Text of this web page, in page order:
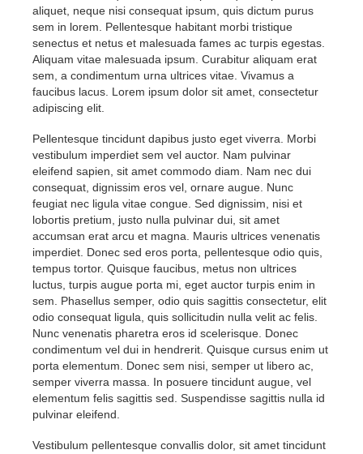
aliquet, neque nisi consequat ipsum, quis dictum purus
sem in lorem. Pellentesque habitant morbi tristique
senectus et netus et malesuada fames ac turpis egestas.
Aliquam vitae malesuada ipsum. Curabitur aliquam erat
sem, a condimentum urna ultrices vitae. Vivamus a
faucibus lacus. Lorem ipsum dolor sit amet, consectetur
adipiscing elit.
Pellentesque tincidunt dapibus justo eget viverra. Morbi
vestibulum imperdiet sem vel auctor. Nam pulvinar
eleifend sapien, sit amet commodo diam. Nam nec dui
consequat, dignissim eros vel, ornare augue. Nunc
feugiat nec ligula vitae congue. Sed dignissim, nisi et
lobortis pretium, justo nulla pulvinar dui, sit amet
accumsan erat arcu et magna. Mauris ultrices venenatis
imperdiet. Donec sed eros porta, pellentesque odio quis,
tempus tortor. Quisque faucibus, metus non ultrices
luctus, turpis augue porta mi, eget auctor turpis enim in
sem. Phasellus semper, odio quis sagittis consectetur, elit
odio consequat ligula, quis sollicitudin nulla velit ac felis.
Nunc venenatis pharetra eros id scelerisque. Donec
condimentum vel dui in hendrerit. Quisque cursus enim ut
porta elementum. Donec sem nisi, semper ut libero ac,
semper viverra massa. In posuere tincidunt augue, vel
elementum felis sagittis sed. Suspendisse sagittis nulla id
pulvinar eleifend.
Vestibulum pellentesque convallis dolor, sit amet tincidunt